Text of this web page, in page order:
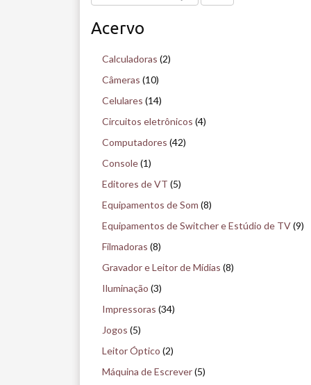
s
Acervo
Calculadoras (2)
Câmeras (10)
Celulares (14)
Circuitos eletrônicos (4)
Computadores (42)
Console(1)
Editores de VT (5)
Equipamentos de Som (8)
Equipamentos de Switcher e Estúdio de TV(9)
Filmadoras (8)
Gravador e Leitor de Mídias (8)
Iluminação (3)
Impressoras (34)
Jogos (5)
Leitor Óptico (2)
Máquina de Escrever(5)